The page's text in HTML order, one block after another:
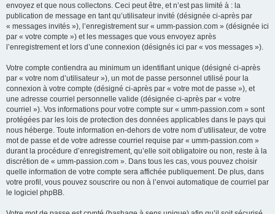
envoyez et que nous collectons. Ceci peut être, et n’est pas limité à : la
publication de message en tant qu’utilisateur invité (désignée ci-après par
« messages invités »), l’enregistrement sur « umm-passion.com » (désignée ici
par « votre compte ») et les messages que vous envoyez après
l’enregistrement et lors d’une connexion (désignés ici par « vos messages »).
Votre compte contiendra au minimum un identifiant unique (désigné ci-après
par « votre nom d’utilisateur »), un mot de passe personnel utilisé pour la
connexion à votre compte (désigné ci-après par « votre mot de passe »), et
une adresse courriel personnelle valide (désignée ci-après par « votre
courriel »). Vos informations pour votre compte sur « umm-passion.com » sont
protégées par les lois de protection des données applicables dans le pays qui
nous héberge. Toute information en-dehors de votre nom d’utilisateur, de votre
mot de passe et de votre adresse courriel requise par « umm-passion.com »
durant la procédure d’enregistrement, qu’elle soit obligatoire ou non, reste à la
discrétion de « umm-passion.com ». Dans tous les cas, vous pouvez choisir
quelle information de votre compte sera affichée publiquement. De plus, dans
votre profil, vous pouvez souscrire ou non à l’envoi automatique de courriel par
le logiciel phpBB.